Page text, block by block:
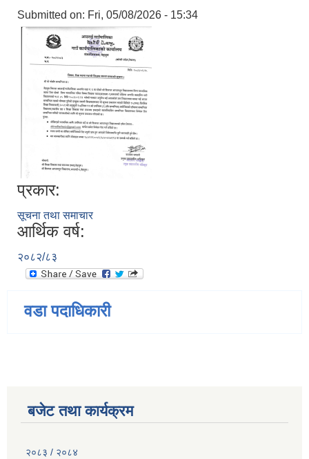
Submitted on: Fri, 05/08/2026 - 15:34
प्रकार:
सूचना तथा समाचार
आर्थिक वर्ष:
२०८२/८३
वडा पदाधिकारी
बजेट तथा कार्यक्रम
२०८३ / २०८४